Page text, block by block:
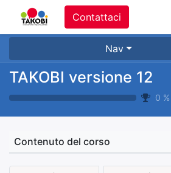
Contattaci
Nav
TAKOBI versione 12
0 %
Contenuto del corso